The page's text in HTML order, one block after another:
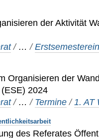
der Aktivität
/ …/
Organisieren der
2024
/ …/ Termine /1. AT
des Referates